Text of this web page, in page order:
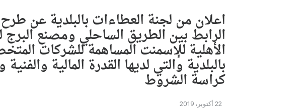
ﺍﻋﻼﻥ ﻣﻦ ﻟﺠﻨﺔ ﺍﻟﻌﻄﺎﺀﺍﺕ ﺑﺎﻟﺒﻠﺪﻳﺔ ﻋﻦ
ﺍﻟﺮﺍﺑﻂ ﺑﻴﻦ ﺍﻟﻄﺮﻳﻖ ﺍﻟﺴﺎﺣﻠﻲ ﻭﻣﺼﻨﻊ
ﺍﻷﻫﻠﻴﺔ ﻟﻺﺳﻤﻨﺖ ﺍﻟﻤﺴﺎﻫﻤﺔ ﻟﻠﺸﺮﻛﺎﺕ
ﺑﺎﻟﺒﻠﺪﻳﺔ ﻭﺍﻟﺘﻲ ﻟﺪﻳﻬﺎ ﺍﻟﻘﺪﺭﺓ ﺍﻟﻤﺎﻟﻴﺔ
ﻛﺮﺍﺳﺔ ﺍﻟﺸﺮﻭﻁ
22 أكتوبر، 2019